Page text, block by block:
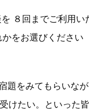
８回までご利用い
かをお選びくださ
題をみてもらいな
けたい。といった